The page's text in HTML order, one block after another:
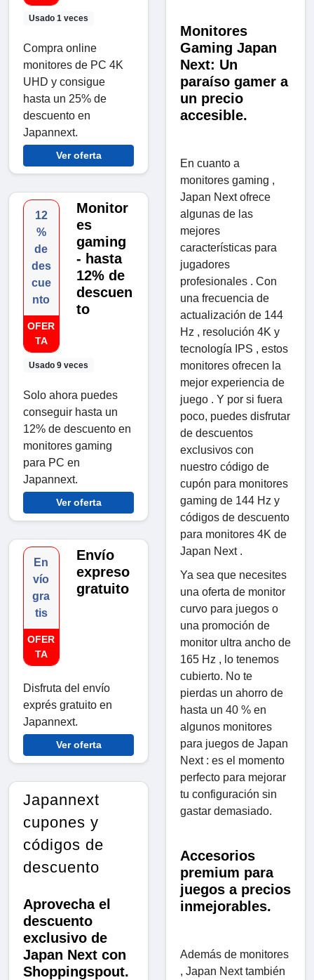
Usado 1 veces
Compra online
monitores de PC 4K
UHD y consigue
hasta un 25% de
descuento en
Japannext.
Ver oferta
12
%
de
des
cue
nto
OFER
TA
Usado 9 veces
Monitor
es
gaming
- hasta
12% de
descuen
to
Solo ahora puedes
conseguir hasta un
12% de descuento en
monitores gaming
para PC en
Japannext.
Ver oferta
En
vío
gra
tis
OFER
TA
Envío
expreso
gratuito
Disfruta del envío
exprés gratuito en
Japannext.
Ver oferta
Japannext
cupones y
códigos de
descuento
Aprovecha el
descuento
exclusivo de
Japan Next con
Shoppingspout.
Monitores
Gaming Japan
Next: Un
paraíso gamer a
un precio
accesible.
En cuanto a
monitores gaming ,
Japan Next ofrece
algunas de las
mejores
características para
jugadores
profesionales . Con
una frecuencia de
actualización de 144
Hz , resolución 4K y
tecnología IPS , estos
monitores ofrecen la
mejor experiencia de
juego . Y por si fuera
poco, puedes disfrutar
de descuentos
exclusivos con
nuestro código de
cupón para monitores
gaming de 144 Hz y
códigos de descuento
para monitores 4K de
Japan Next .
Ya sea que necesites
una oferta de monitor
curvo para juegos o
una promoción de
monitor ultra ancho de
165 Hz , lo tenemos
cubierto. No te
pierdas un ahorro de
hasta un 40 % en
algunos monitores
para juegos de Japan
Next : es el momento
perfecto para mejorar
tu configuración sin
gastar demasiado.
Accesorios
premium para
juegos a precios
inmejorables.
Además de monitores
, Japan Next también